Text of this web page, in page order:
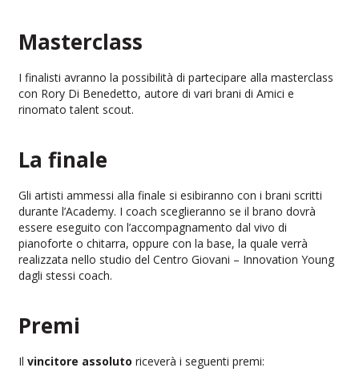
Masterclass
I finalisti avranno la possibilità di partecipare alla masterclass
con Rory Di Benedetto, autore di vari brani di Amici e
rinomato talent scout.
La finale
Gli artisti ammessi alla finale si esibiranno con i brani scritti
durante l’Academy. I coach sceglieranno se il brano dovrà
essere eseguito con l’accompagnamento dal vivo di
pianoforte o chitarra, oppure con la base, la quale verrà
realizzata nello studio del Centro Giovani – Innovation Young
dagli stessi coach.
Premi
Il vincitore assoluto riceverà i seguenti premi: